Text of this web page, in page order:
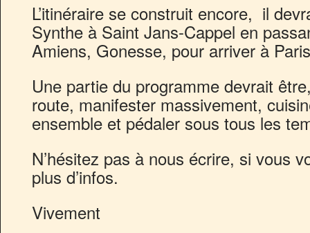
L’itinéraire se construit encore, il
Synthe à Saint Jans-Cappel en
Amiens, Gonesse, pour arriver à
Une partie du programme devrait
route, manifester massivement,
ensemble et pédaler sous tous les
N’hésitez pas à nous écrire, si vous
plus d’infos.
Vivement